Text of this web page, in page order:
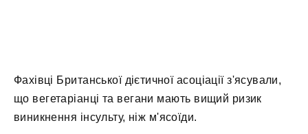
Фахівці Британської дієтичної асоціації з'ясували,
що вегетаріанці та вегани мають вищий ризик
виникнення інсульту, ніж м'ясоїди.